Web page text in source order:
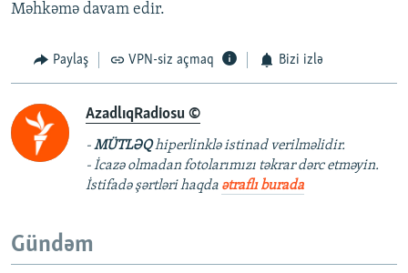
Məhkəmə davam edir.
Paylaş VPN-siz açmaq Bizi izlə
AzadlıqRadiosu ©
-MÜTLƏQhiperlinklə istinad verilməlidir.
- İcazə olmadan fotolarımızı təkrar dərc etməyin.
İstifadə şərtləri haqda ətraflı burada
Gündəm